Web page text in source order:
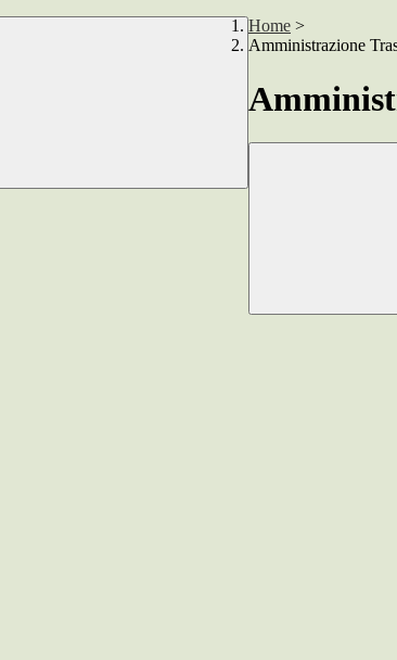
Home >
Amministrazione